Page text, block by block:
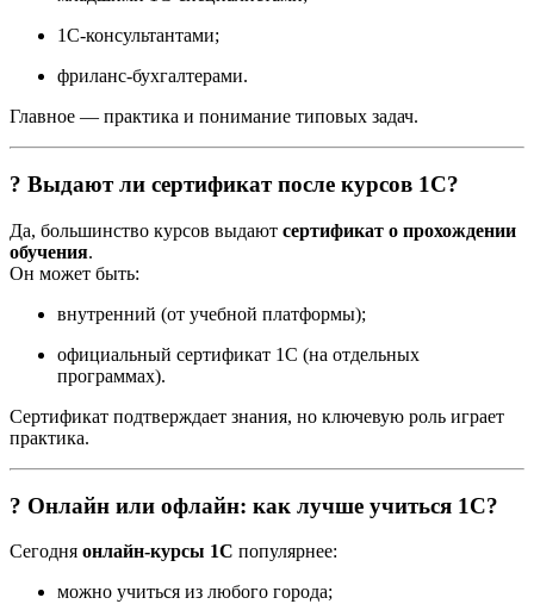
1С-консультантами;
фриланс-бухгалтерами.
Главное — практика и понимание типовых задач.
? Выдают ли сертификат после курсов 1С?
Да, большинство курсов выдают сертификат о прохождении
обучения.
Он может быть:
внутренний (от учебной платформы);
официальный сертификат 1С (на отдельных
программах).
Сертификат подтверждает знания, но ключевую роль играет
практика.
? Онлайн или офлайн: как лучше учиться 1С?
Сегодня онлайн-курсы 1С популярнее:
можно учиться из любого города;